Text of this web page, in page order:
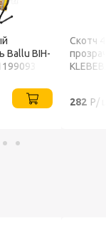
Ballu BIH-
Скотч
282 Р/